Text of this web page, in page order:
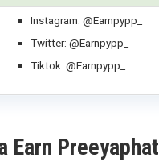
Instagram: @Earnpypp_
Twitter: @Earnpypp_
Tiktok: @Earnpypp_
Earn Preeyaphat